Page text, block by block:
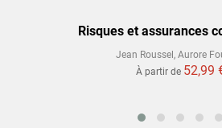
Risques et assurances
Jean Roussel, Aurore
À partir de 52,99